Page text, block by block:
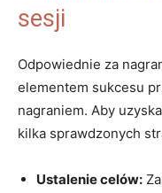
sesji
Odpowiednie za
elementem sukcesu
nagraniem. Aby
kilka sprawdzonych
Ustalenie celów: